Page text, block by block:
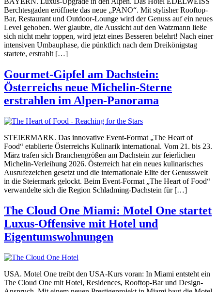
Berchtesgaden eröffnete das neue „PANO“. Mit stylisher Rooftop-
Bar, Restaurant und Outdoor-Lounge wird der Genuss auf ein neues
Level gehoben. Wer glaubte, die Aussicht auf den Watzmann ließe
sich nicht mehr toppen, wird jetzt eines Besseren belehrt! Nach einer
intensiven Umbauphase, die pünktlich nach dem Dreikönigstag
startete, erstrahlt […]
Gourmet-Gipfel am Dachstein:
Österreichs neue Michelin-Sterne
erstrahlen im Alpen-Panorama
STEIERMARK. Das innovative Event-Format „The Heart of
Food“ etablierte Österreichs Kulinarik international. Vom 21. bis 23.
März trafen sich Branchengrößen am Dachstein zur feierlichen
Michelin-Verleihung 2026. Österreich hat ein neues kulinarisches
Ausrufezeichen gesetzt und die internationale Elite der Genusswelt
in die Steiermark gelockt. Beim Event-Format „The Heart of Food“
verwandelte sich die Region Schladming-Dachstein für […]
The Cloud One Miami: Motel One startet
Luxus-Offensive mit Hotel und
Eigentumswohnungen
USA. Motel One treibt den USA-Kurs voran: In Miami entsteht ein
The Cloud One mit Hotel, Residences, Rooftop-Bar und Design-